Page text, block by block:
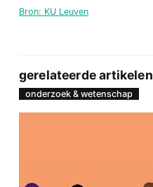
Bron: KU Leuven
gerelateerde artikelen
onderzoek & wetenschap